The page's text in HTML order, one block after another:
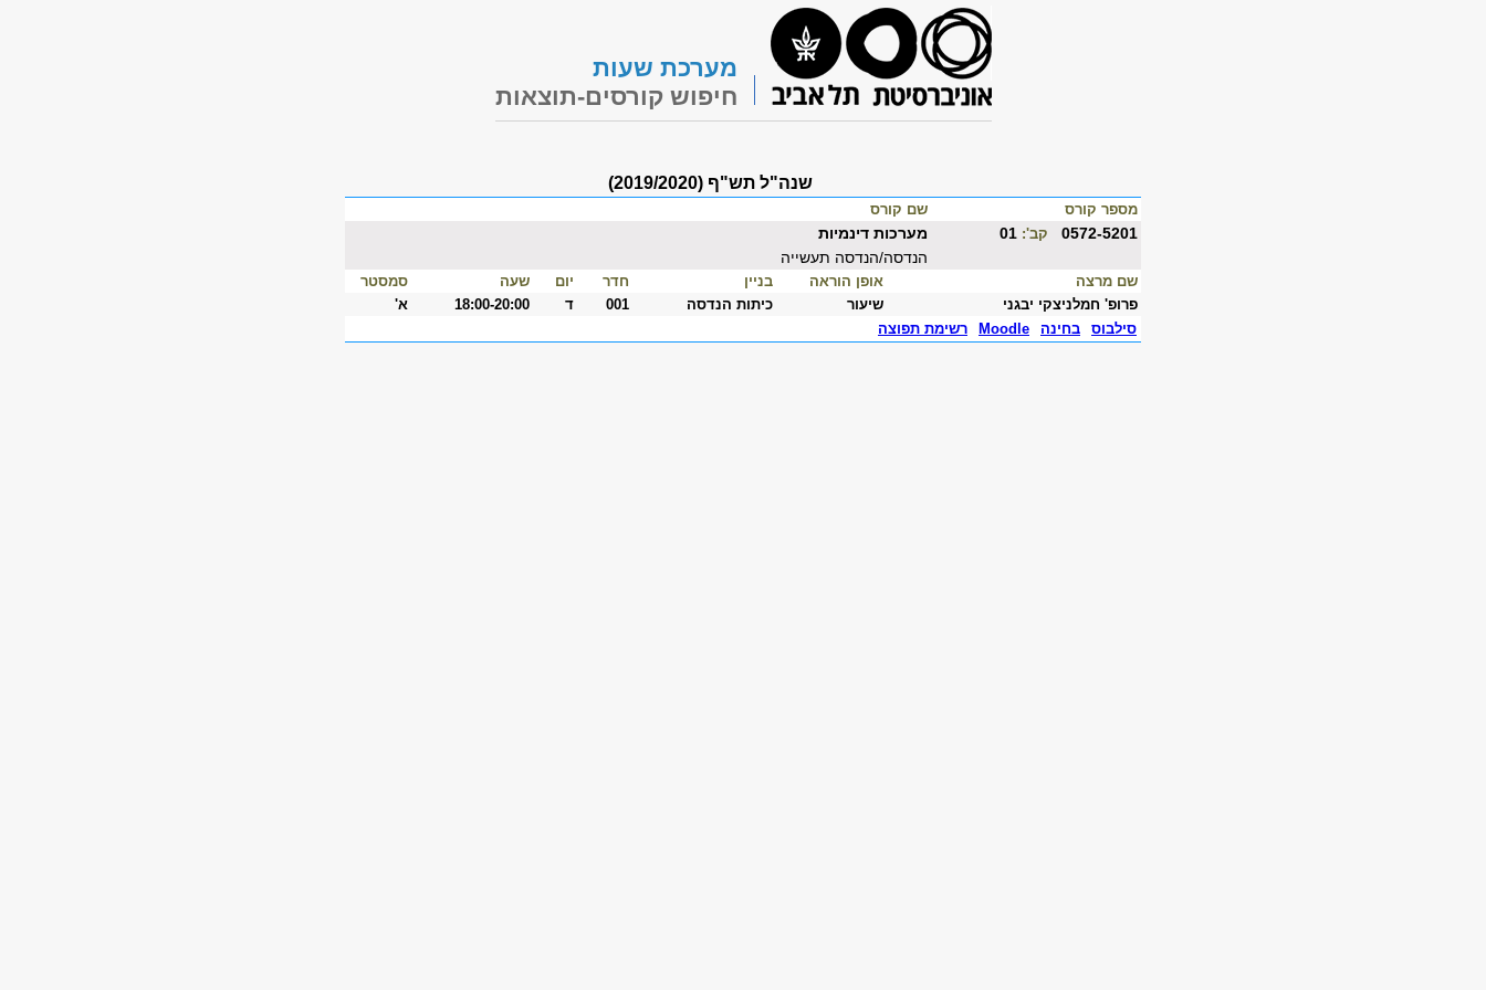
מערכת שעות
חיפוש קורסים-תוצאות
שנה"ל תש"ף (2019/2020)
מספר קורס שם קורס
0572-5201 קב':
מערכות דינמיות
הנדסה/הנדסה תעשייה
שם מרצה אופן הוראה בניין חדר יום שעה
סמסטר
פרופ' חמלניצקי יבגני
שיעור כיתות הנדסה 001 ד 18:00-20:00
א'
סילבוס
בחינה Moodle רשימת תפוצה